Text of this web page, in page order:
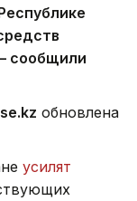
сообщили
обновлена
усилят